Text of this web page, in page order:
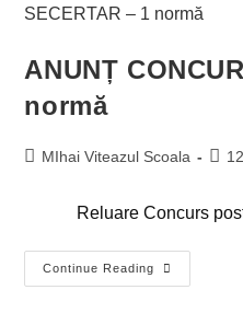
ANUNȚ
normă
MIhai Viteazul Scoala
Reluare Concurs
Continue Reading